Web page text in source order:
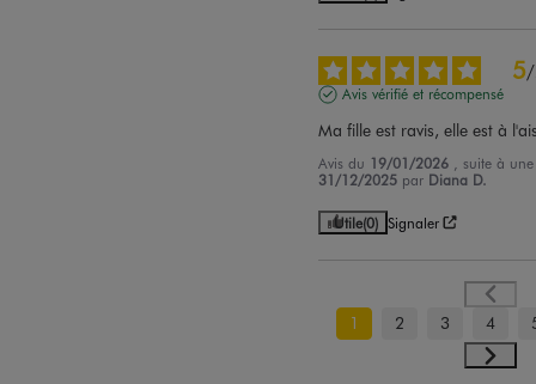
5/
Avis vérifié et récompensé
Ma fille est ravis, elle est à
Avis du 19/01/2026
, suite à
31/12/2025 par Diana D.
Utile(0) Signaler
1 2 3 4